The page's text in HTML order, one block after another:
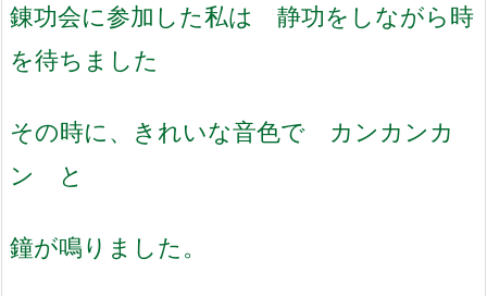
錬功会に参加した私は 静功をしながら時
を待ちました
その時に、きれいな音色で カンカンカ
ン と
鐘が鳴りました。